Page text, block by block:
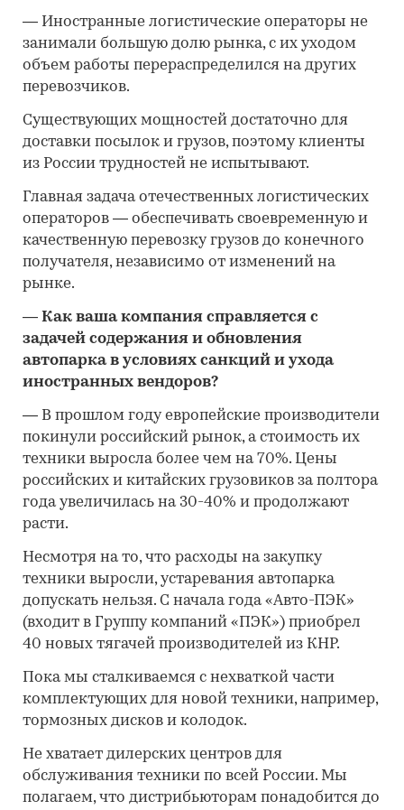
— Иностранные логистические операторы не
занимали большую долю рынка, с их уходом
объем работы перераспределился на других
перевозчиков.
Существующих мощностей достаточно для
доставки посылок и грузов, поэтому клиенты
из России трудностей не испытывают.
Главная задача отечественных логистических
операторов — обеспечивать своевременную и
качественную перевозку грузов до конечного
получателя, независимо от изменений на
рынке.
— Как ваша компания справляется с
задачей содержания и обновления
автопарка в условиях санкций и ухода
иностранных вендоров?
— В прошлом году европейские производители
покинули российский рынок, а стоимость их
техники выросла более чем на 70%. Цены
российских и китайских грузовиков за полтора
года увеличилась на 30-40% и продолжают
расти.
Несмотря на то, что расходы на закупку
техники выросли, устаревания автопарка
допускать нельзя. С начала года «Авто-ПЭК»
(входит в Группу компаний «ПЭК») приобрел
40 новых тягачей производителей из КНР.
Пока мы сталкиваемся с нехваткой части
комплектующих для новой техники, например,
тормозных дисков и колодок.
Не хватает дилерских центров для
обслуживания техники по всей России. Мы
полагаем, что дистрибьюторам понадобится до